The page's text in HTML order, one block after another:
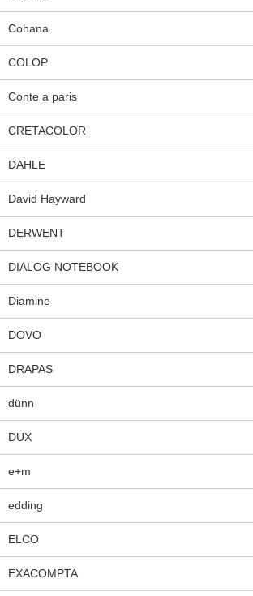
Cohana
COLOP
Conte a paris
CRETACOLOR
DAHLE
David Hayward
DERWENT
DIALOG NOTEBOOK
Diamine
DOVO
DRAPAS
dünn
DUX
e+m
edding
ELCO
EXACOMPTA